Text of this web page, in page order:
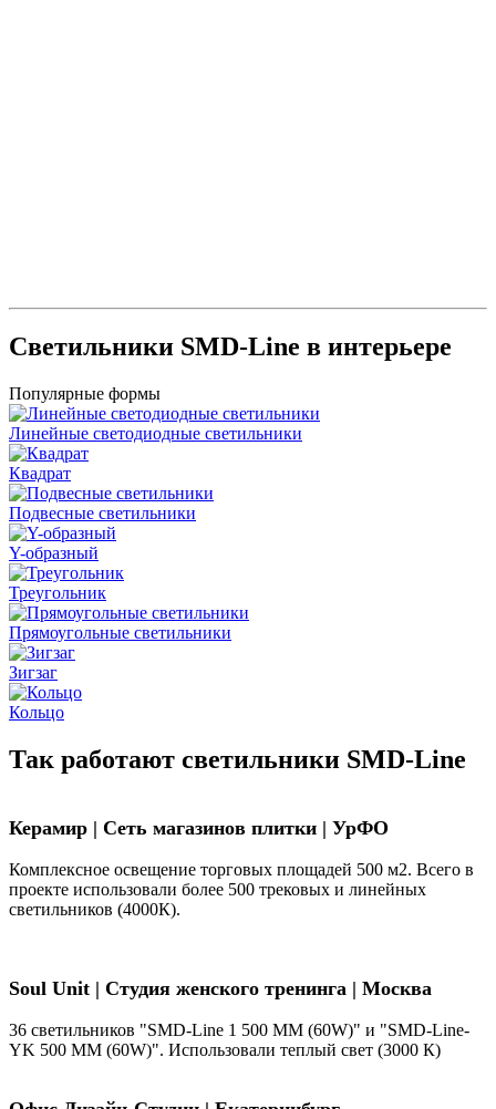
Светильники SMD-Line в интерьере
Популярные формы
Линейные светодиодные светильники
Квадрат
Подвесные светильники
Y-образный
Треугольник
Прямоугольные светильники
Зигзаг
Кольцо
Так работают светильники SMD-Line
Керамир | Сеть магазинов плитки | УрФО
Комплексное освещение торговых площадей 500 м2. Всего в
проекте использовали более 500 трековых и линейных
светильников (4000К).
Soul Unit | Студия женского тренинга | Москва
36 светильников "SMD-Line 1 500 ММ (60W)" и "SMD-Line-
YK 500 ММ (60W)". Использовали теплый свет (3000 К)